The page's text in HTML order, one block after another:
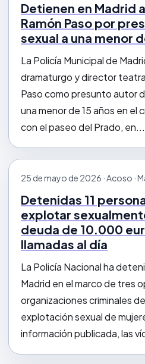
Detienen en Madrid
Ramón Paso por
sexual a una menor
La Policía Municipal de
dramaturgo y director
Paso como presunto autor
una menor de 15 años en el
con el paseo del Prado, en...
25 de mayo de 2026 · Acoso ·
Detenidas 11
explotar
deuda de 10.000
llamadas al día
La Policía Nacional ha
Madrid en el marco de tres
organizaciones criminales
explotación sexual de
información publicada, las